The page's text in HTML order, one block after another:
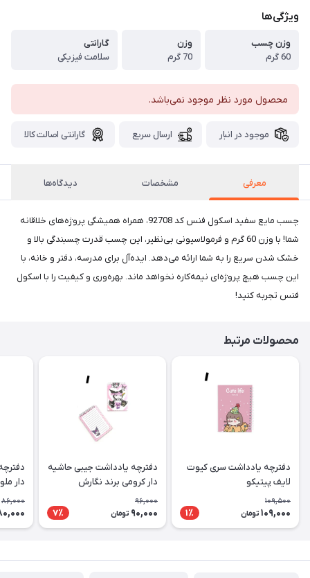
ویژگی‌ها
وزن چسب
60 گرم
وزن
70 گرم
گارانتی
سلامت فیزیکی
محصول مورد نظر موجود نمی‌باشد.
موجود در انبار ارسال سریع گارانتی اصالت کالا
معرفی مشخصات دیدگاه‌ها
چسب مایع سفید اسکول فنس کد 92708، همراه همیشگی پروژه‌های خلاقانه
شما! با وزن 60 گرم و فرمولاسیونی بی‌نظیر، این چسب قدرت چسبندگی بالا و
خشک شدن سریع را به شما ارائه می‌دهد. ایده‌آل برای مدرسه، دفتر و خانه، با
این چسب هیچ پروژه‌ای نیمه‌کاره نخواهد ماند. بهره‌وری و کیفیت را با اسکول
فنس تجربه کنید!
محصولات مرتبط
دفترچه یادداشت سری کیوت
لایف پیتیکو
109,500
109,000 تومان 1٪
دفترچه یادداشت جیبی حاشیه
دار کرومی برند نگارش
96,000
90,000 تومان 7٪
دار
86,000